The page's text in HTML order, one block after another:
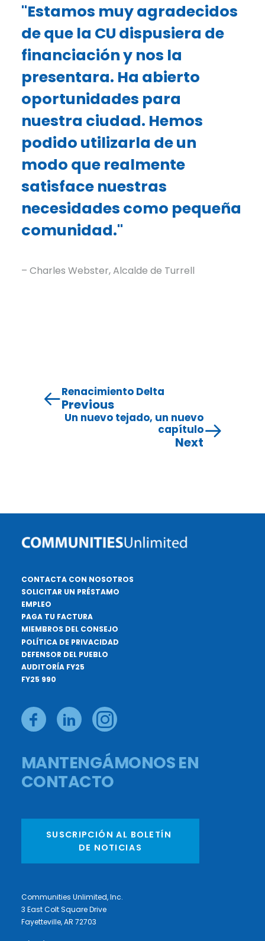
"Estamos muy agradecidos
de que la CU dispusiera de
financiación y nos la
presentara. Ha abierto
oportunidades para
nuestra ciudad. Hemos
podido utilizarla de un
modo que realmente
satisface nuestras
necesidades como pequeña
comunidad."
– Charles Webster, Alcalde de Turrell
Renacimiento Delta
Previous
Un nuevo tejado, un nuevo
capítulo
Next
CONTACTA CON NOSOTROS
SOLICITAR UN PRÉSTAMO
EMPLEO
PAGA TU FACTURA
MIEMBROS DEL CONSEJO
POLÍTICA DE PRIVACIDAD
DEFENSOR DEL PUEBLO
AUDITORÍA FY25
FY25 990
MANTENGÁMONOS EN
CONTACTO
SUSCRIPCIÓN AL BOLETÍN
DE NOTICIAS
Communities Unlimited, Inc.
3 East Colt Square Drive
Fayetteville, AR 72703